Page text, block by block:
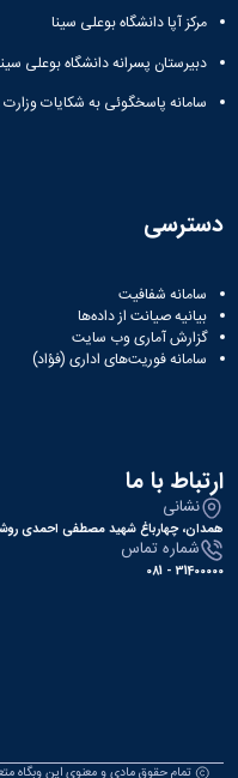
مرکز آپا دانشگاه بوعلی سینا
دبیرستان پسرانه دانشگاه بوعلی
سامانه پاسخگوئی به شکایات
دسترسی
سامانه شفافیت
بیانیه صیانت از داده‌ها
گزارش آماری وب‌ سایت
سامانه فوریت‌های اداری (فؤاد)
ارتباط با ما
نشانی
همدان، چهارباغ شهید مصطفی احمدی
شماره تماس
31400000 - 081
تمام حقوق مادی و معنوی این وبگاه